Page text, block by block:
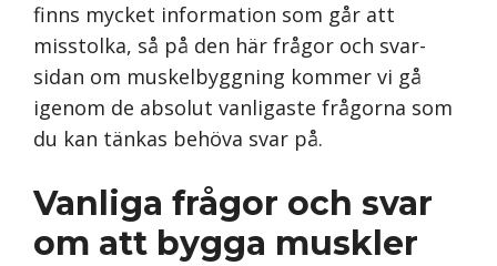
finns mycket information som går att
misstolka, så på den här frågor och svar-
sidan om muskelbyggning kommer vi gå
igenom de absolut vanligaste frågorna som
du kan tänkas behöva svar på.
Vanliga frågor och svar
om att bygga muskler